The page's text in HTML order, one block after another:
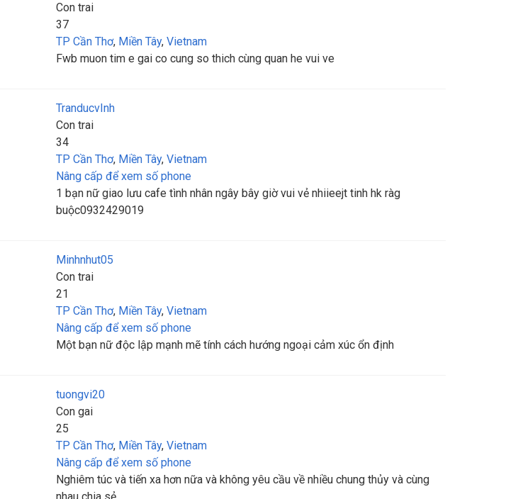
Con trai
37
TP Cần Thơ, Miền Tây, Vietnam
Fwb muon tim e gai co cung so thich cùng quan he vui ve
TranducvInh
Con trai
34
TP Cần Thơ, Miền Tây, Vietnam
Nâng cấp để xem số phone
1 bạn nữ giao lưu cafe tình nhân ngây bây giờ vui vẻ nhiieejt tinh hk ràg
buộc0932429019
Minhnhut05
Con trai
21
TP Cần Thơ, Miền Tây, Vietnam
Nâng cấp để xem số phone
Một bạn nữ độc lập mạnh mẽ tính cách hướng ngoại cảm xúc ổn định
tuongvi20
Con gai
25
TP Cần Thơ, Miền Tây, Vietnam
Nâng cấp để xem số phone
Nghiêm túc và tiến xa hơn nữa và không yêu cầu về nhiều chung thủy và cùng